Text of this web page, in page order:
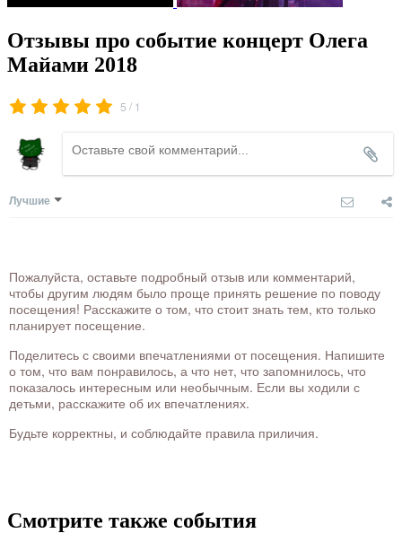
Отзывы про событие концерт Олега
Майами 2018
5 / 1
Лучшие
Пожалуйста, оставьте подробный отзыв или комментарий,
чтобы другим людям было проще принять решение по поводу
посещения! Расскажите о том, что стоит знать тем, кто только
планирует посещение.
Поделитесь с своими впечатлениями от посещения. Напишите
о том, что вам понравилось, а что нет, что запомнилось, что
показалось интересным или необычным. Если вы ходили с
детьми, расскажите об их впечатлениях.
Будьте корректны, и соблюдайте правила приличия.
Смотрите также события